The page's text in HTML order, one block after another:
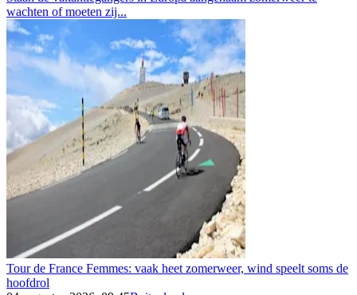
wachten of moeten zij...
Tour de France Femmes: vaak heet zomerweer, wind speelt soms de
hoofdrol